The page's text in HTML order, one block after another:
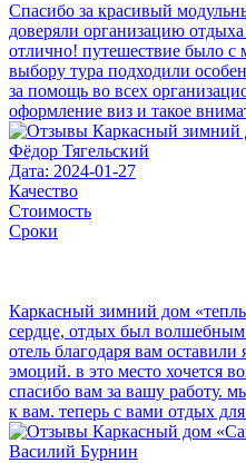
Спасибо за красивый
доверяли организацию
отлично! путешествие было с
выбору тура подходили
за помощь во всех
оформление виз и такое
Фёдор Тягельский
Дата: 2024-01-27
Качество
Стоимость
Сроки
Каркасный зимний дом
сердце, отдых был
отель благодаря вам
эмоций. в это место хочется
спасибо вам за вашу работу.
к вам. теперь с вами отдых
Василий Бурнин